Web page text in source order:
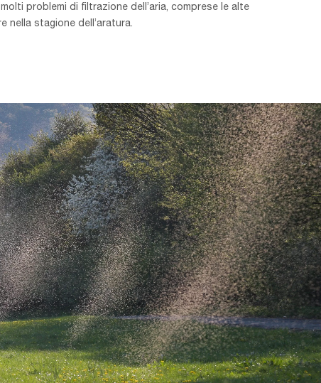
problemi di filtrazione dell’aria, comprese le alte
nella stagione dell’aratura.